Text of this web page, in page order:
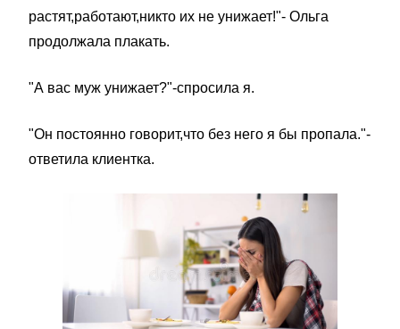
растят,работают,никто их не унижает!"- Ольга
продолжала плакать.
"А вас муж унижает?"-спросила я.
"Он постоянно говорит,что без него я бы пропала."-
ответила клиентка.